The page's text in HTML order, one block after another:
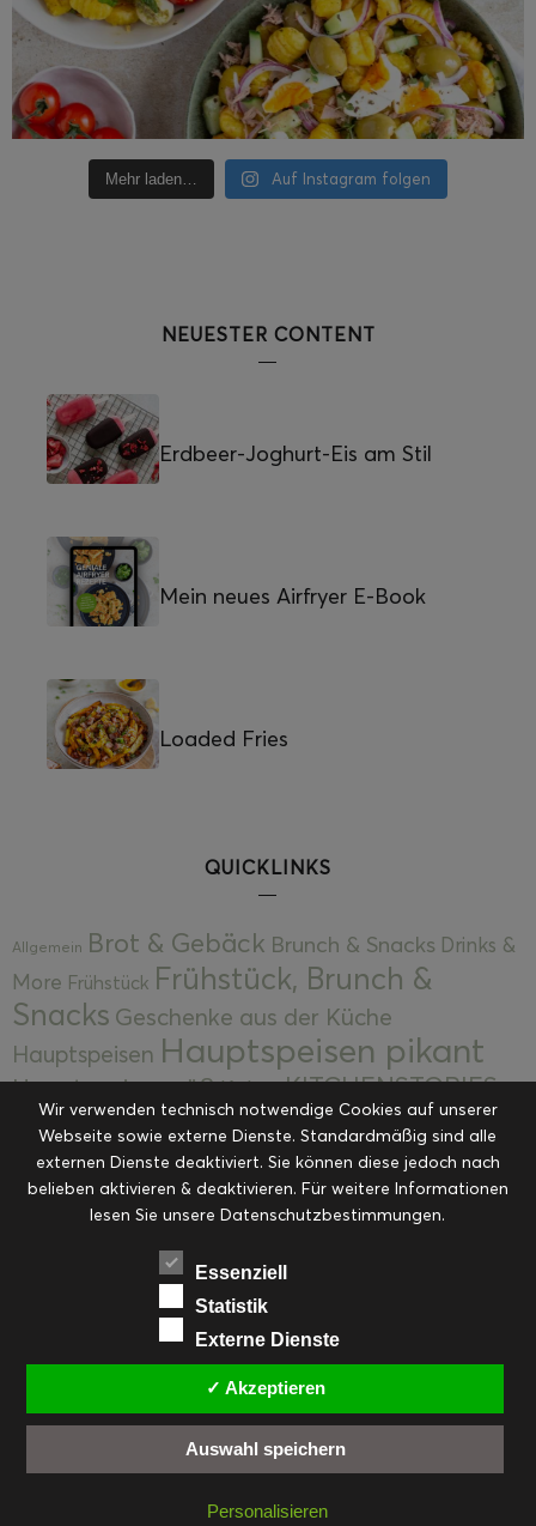
Mehr laden… Auf Instagram folgen
NEUESTER CONTENT
Erdbeer-Joghurt-Eis am Stil
Mein neues Airfryer E-Book
Loaded Fries
QUICKLINKS
Allgemein Brot & Gebäck Brunch & Snacks Drinks &
More Frühstück Frühstück, Brunch &
Snacks Geschenke aus der Küche
Hauptspeisen Hauptspeisen pikant
Hauptspeisen süßKekseKITCHENSTORIES
Kuchen, Torten & Desserts Kuchen und
Desserts Kulinarik Kulinarische Mitbringsel &
Eingemachtes Ohne Kategorie Ostern Resteküche
RezepteSaisonalSliderStartseite
Suppen, Salate & Vorspeisen
Vorspeisen, Salate & Suppen
Weihnachten Workshops & Events
FACEBOOK PINTEREST
EMAIL
INSTAGRAM
Wir verwenden technisch notwendige Cookies auf unserer
Webseite sowie externe Dienste. Standardmäßig sind alle
externen Dienste deaktiviert. Sie können diese jedoch nach
belieben aktivieren & deaktivieren. Für weitere Informationen
lesen Sie unsere Datenschutzbestimmungen.
Essenziell
Statistik
Externe Dienste
✓ Akzeptieren
Auswahl speichern
Personalisieren